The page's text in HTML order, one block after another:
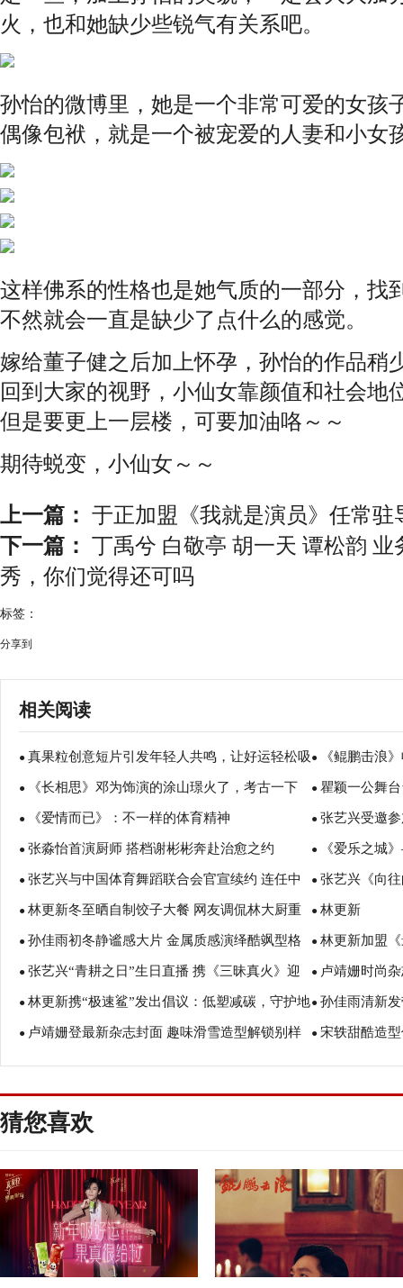
火，也和她缺少些锐气有关系吧。
孙怡的微博里，她是一个非常可爱的女孩
偶像包袱，就是一个被宠爱的人妻和小女
这样佛系的性格也是她气质的一部分，找
不然就会一直是缺少了点什么的感觉。
嫁给董子健之后加上怀孕，孙怡的作品稍
回到大家的视野，小仙女靠颜值和社会地
但是要更上一层楼，可要加油咯～～
期待蜕变，小仙女～～
上一篇： 于正加盟《我就是演员》任常驻
下一篇： 丁禹兮 白敬亭 胡一天 谭松韵
秀，你们觉得还可吗
标签：
分享到
相关阅读
● 真果粒创意短片引发年轻人共鸣，让好运轻松吸
出来
● 《鲲鹏击浪
精神
● 《长相思》邓为饰演的涂山璟火了，考古一下 ● 瞿颖一公舞
友感叹爷青回
● 《爱情而已》：不一样的体育精神 ● 张艺兴受邀
级钟表展
● 张淼怡首演厨师 搭档谢彬彬奔赴治愈之约 ● 《爱乐之城
● 张艺兴与中国体育舞蹈联合会官宣续约 连任中
国街舞运动推广大使
● 张艺兴《向
愿“愿一切美好
● 林更新冬至晒自制饺子大餐 网友调侃林大厨重
回厨坛
● 林更新
● 孙佳雨初冬静谧感大片 金属质感演绎酷飒型格 ● 林更新加盟
机”
● 张艺兴“青耕之日”生日直播 携《三昧真火》迎
而立之年
● 卢靖姗时尚
力
● 林更新携“极速鲨”发出倡议：低塑减碳，守护地
球生态！
● 孙佳雨清新
则
● 卢靖姗登最新杂志封面 趣味滑雪造型解锁别样
时尚
● 宋轶甜酷造
猜您喜欢